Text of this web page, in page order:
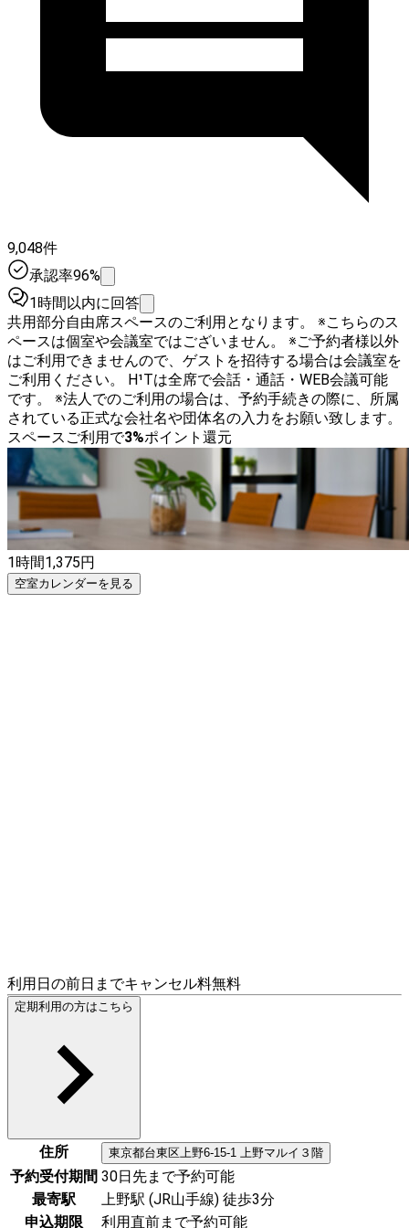
9,048件
承認率96%
1時間以内に回答
共用部分自由席スペースのご利用となります。 ※こちらのス
ペースは個室や会議室ではございません。 ※ご予約者様以外
はご利用できませんので、ゲストを招待する場合は会議室を
ご利用ください。 H¹Tは全席で会話・通話・WEB会議可能
です。 ※法人でのご利用の場合は、予約手続きの際に、所属
されている正式な会社名や団体名の入力をお願い致します。
スペースご利用で3%ポイント還元
1時間1,375円
空室カレンダーを見る
利用日の前日までキャンセル料無料
定期利用の方はこちら
住所 東京都台東区上野6-15-1 上野マルイ３階
予約受付期間 30日先まで予約可能
最寄駅
上野駅 (JR山手線) 徒歩3分
申込期限
利用直前まで予約可能